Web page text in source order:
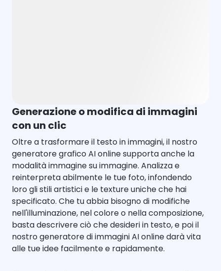
Generazione o modifica di immagini
con un clic
Oltre a trasformare il testo in immagini, il nostro
generatore grafico AI online supporta anche la
modalità immagine su immagine. Analizza e
reinterpreta abilmente le tue foto, infondendo
loro gli stili artistici e le texture uniche che hai
specificato. Che tu abbia bisogno di modifiche
nell'illuminazione, nel colore o nella composizione,
basta descrivere ciò che desideri in testo, e poi il
nostro generatore di immagini AI online darà vita
alle tue idee facilmente e rapidamente.